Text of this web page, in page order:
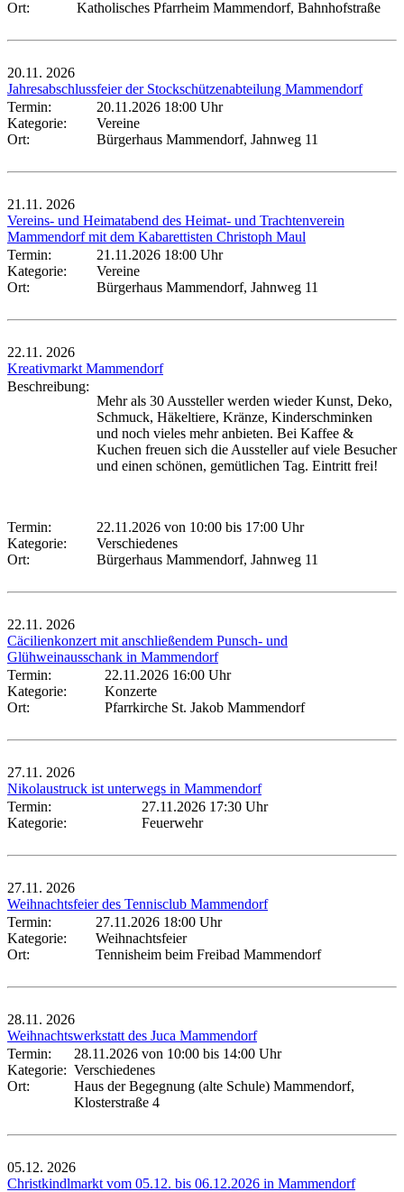
Ort: Katholisches Pfarrheim Mammendorf, Bahnhofstraße
20.11. 2026
Jahresabschlussfeier der Stockschützenabteilung Mammendorf
Termin:
20.11.2026 18:00 Uhr
Kategorie:
Vereine
Ort:
Bürgerhaus Mammendorf, Jahnweg 11
21.11. 2026
Vereins- und Heimatabend des Heimat- und Trachtenverein
Mammendorf mit dem Kabarettisten Christoph Maul
Termin:
21.11.2026 18:00 Uhr
Kategorie:
Vereine
Ort:
Bürgerhaus Mammendorf, Jahnweg 11
22.11. 2026
Kreativmarkt Mammendorf
Beschreibung:
Mehr als 30 Aussteller werden wieder Kunst, Deko,
Schmuck, Häkeltiere, Kränze, Kinderschminken
und noch vieles mehr anbieten. Bei Kaffee &
Kuchen freuen sich die Aussteller auf viele Besucher
und einen schönen, gemütlichen Tag. Eintritt frei!
Termin: 22.11.2026 von 10:00 bis 17:00 Uhr
Kategorie:
Verschiedenes
Ort:
Bürgerhaus Mammendorf, Jahnweg 11
22.11. 2026
Cäcilienkonzert mit anschließendem Punsch- und
Glühweinausschank in Mammendorf
Termin:
22.11.2026 16:00 Uhr
Kategorie:
Konzerte
Ort:
Pfarrkirche St. Jakob Mammendorf
27.11. 2026
Nikolaustruck ist unterwegs in Mammendorf
Termin:
27.11.2026 17:30 Uhr
Kategorie:
Feuerwehr
27.11. 2026
Weihnachtsfeier des Tennisclub Mammendorf
Termin:
27.11.2026 18:00 Uhr
Kategorie:
Weihnachtsfeier
Ort:
Tennisheim beim Freibad Mammendorf
28.11. 2026
Weihnachtswerkstatt des Juca Mammendorf
Termin:
28.11.2026 von 10:00 bis 14:00 Uhr
Kategorie: Verschiedenes
Ort:
Haus der Begegnung (alte Schule) Mammendorf,
Klosterstraße 4
05.12. 2026
Christkindlmarkt vom 05.12. bis 06.12.2026 in Mammendorf